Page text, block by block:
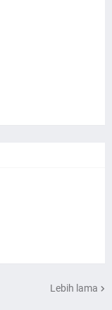
Lebih lama